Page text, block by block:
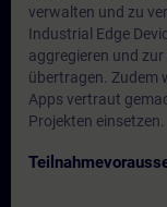
verwalten und zu
Industrial Edge
aggregieren und
übertragen. Zudem
Apps vertraut
Projekten einsetzen.